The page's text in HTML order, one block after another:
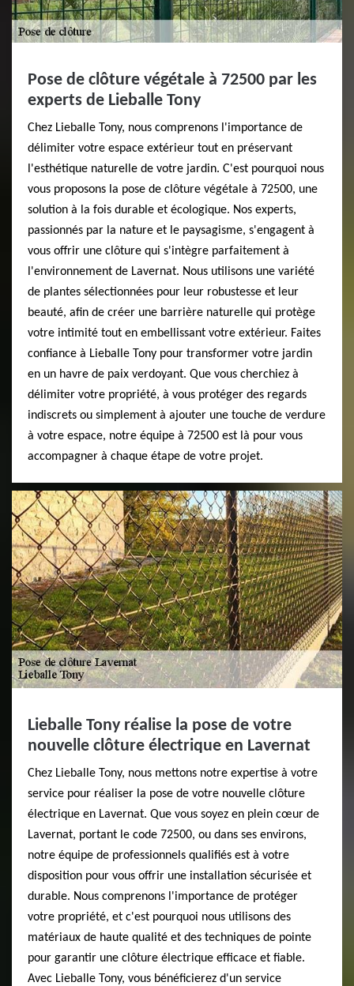
Pose de clôture végétale à 72500 par les
experts de Lieballe Tony
Chez Lieballe Tony, nous comprenons l'importance de
délimiter votre espace extérieur tout en préservant
l'esthétique naturelle de votre jardin. C'est pourquoi nous
vous proposons la pose de clôture végétale à 72500, une
solution à la fois durable et écologique. Nos experts,
passionnés par la nature et le paysagisme, s'engagent à
vous offrir une clôture qui s'intègre parfaitement à
l'environnement de Lavernat. Nous utilisons une variété
de plantes sélectionnées pour leur robustesse et leur
beauté, afin de créer une barrière naturelle qui protège
votre intimité tout en embellissant votre extérieur. Faites
confiance à Lieballe Tony pour transformer votre jardin
en un havre de paix verdoyant. Que vous cherchiez à
délimiter votre propriété, à vous protéger des regards
indiscrets ou simplement à ajouter une touche de verdure
à votre espace, notre équipe à 72500 est là pour vous
accompagner à chaque étape de votre projet.
Lieballe Tony réalise la pose de votre
nouvelle clôture électrique en Lavernat
Chez Lieballe Tony, nous mettons notre expertise à votre
service pour réaliser la pose de votre nouvelle clôture
électrique en Lavernat. Que vous soyez en plein cœur de
Lavernat, portant le code 72500, ou dans ses environs,
notre équipe de professionnels qualifiés est à votre
disposition pour vous offrir une installation sécurisée et
durable. Nous comprenons l'importance de protéger
votre propriété, et c'est pourquoi nous utilisons des
matériaux de haute qualité et des techniques de pointe
pour garantir une clôture électrique efficace et fiable.
Avec Lieballe Tony, vous bénéficierez d'un service